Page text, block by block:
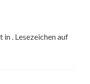
. Lesezeichen auf